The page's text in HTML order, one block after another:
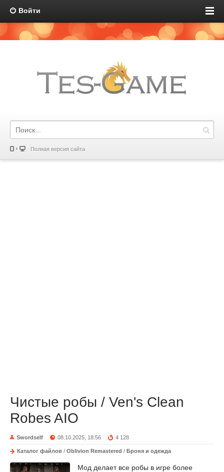
Войти
Полная версия сайта
Чистые робы / Ven's Clean
Robes AIO
Swordself 08.10.2025, 18:56 4 128
Каталог файлов / Oblivion Remastered / Броня и одежда
Мод делает все робы в игре более